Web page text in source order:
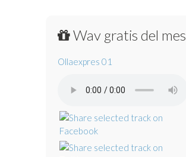
Wav gratis del mes
Ollaexpres 01